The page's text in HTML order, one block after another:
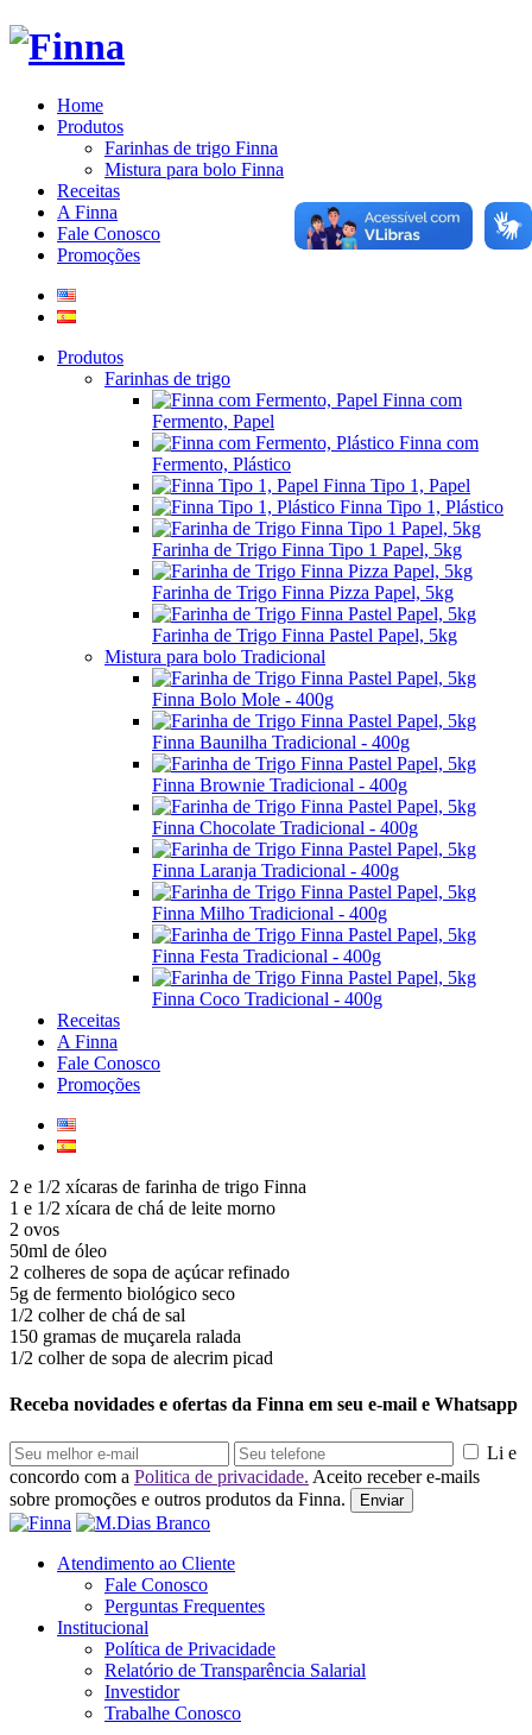
Home
Produtos
Farinhas de trigo Finna
Mistura para bolo Finna
Receitas
A Finna
Fale Conosco
Promoções
Produtos
Farinhas de trigo
Finna com
Fermento, Papel
Finna com
Fermento, Plástico
Finna Tipo 1, Papel
Finna Tipo 1, Plástico
Farinha de Trigo Finna Tipo 1 Papel, 5kg
Farinha de Trigo Finna Pizza Papel, 5kg
Farinha de Trigo Finna Pastel Papel, 5kg
Mistura para bolo Tradicional
Finna Bolo Mole - 400g
Finna Baunilha Tradicional - 400g
Finna Brownie Tradicional - 400g
Finna Chocolate Tradicional - 400g
Finna Laranja Tradicional - 400g
Finna Milho Tradicional - 400g
Finna Festa Tradicional - 400g
Finna Coco Tradicional - 400g
Receitas
A Finna
Fale Conosco
Promoções
2 e 1/2 xícaras de farinha de trigo Finna
1 e 1/2 xícara de chá de leite morno
2 ovos
50ml de óleo
2 colheres de sopa de açúcar refinado
5g de fermento biológico seco
1/2 colher de chá de sal
150 gramas de muçarela ralada
1/2 colher de sopa de alecrim picad
Receba novidades e ofertas da Finna em seu e-mail e Whatsapp
Li e
concordo com a Politica de privacidade. Aceito receber e-mails
sobre promoções e outros produtos da Finna.
Enviar
Atendimento ao Cliente
Fale Conosco
Perguntas Frequentes
Institucional
Política de Privacidade
Relatório de Transparência Salarial
Investidor
Trabalhe Conosco